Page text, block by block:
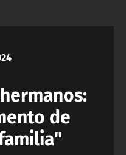
de